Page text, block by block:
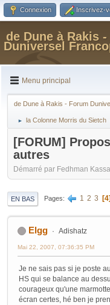
Connexion Inscrivez-
de Dune à Rakis
Duniversel
Menu principal
de Dune à Rakis - Forum
► la Colonne Morris du Sietch
[FORUM]
autres
Démarré par Fedhman
EN BAS Pages 1 2 3 4
Elgg Adishatz
Mai 22, 2007, 07:36:35 PM
Je ne sais pas si je poste
HS qui se balance au
courageux qu'une
écran certes, hé ben je